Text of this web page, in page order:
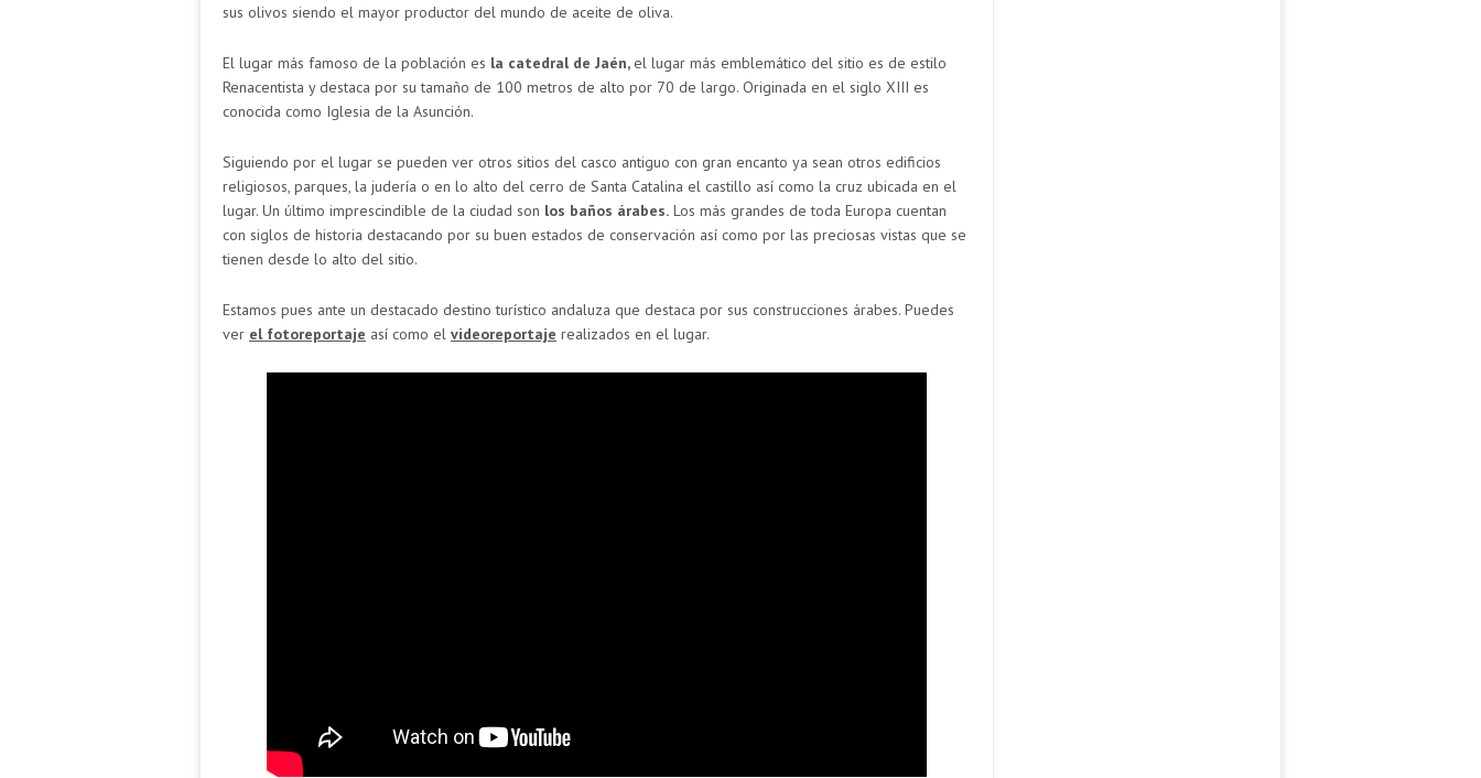
sus olivos siendo el mayor productor del mundo de aceite de oliva.
El lugar más famoso de la población es la catedral de Jaén,el lugar más emblemático del sitio es de estilo
Renacentista y destaca por su tamaño de 100 metros de alto por 70 de largo. Originada en el siglo XIII es
conocida como Iglesia de la Asunción.
Siguiendo por el lugar se pueden ver otros sitios del casco antiguo con gran encanto ya sean otros edificios
religiosos, parques, la judería o en lo alto del cerro de Santa Catalina el castillo así como la cruz ubicada en el
lugar. Un último imprescindible de la ciudad son los baños árabes. Los más grandes de toda Europa cuentan
con siglos de historia destacando por su buen estados de conservación así como por las preciosas vistas que se
tienen desde lo alto del sitio.
Estamos pues ante un destacado destino turístico andaluza que destaca por sus construcciones árabes. Puedes
ver el fotoreportaje así como el videoreportaje realizados en el lugar.